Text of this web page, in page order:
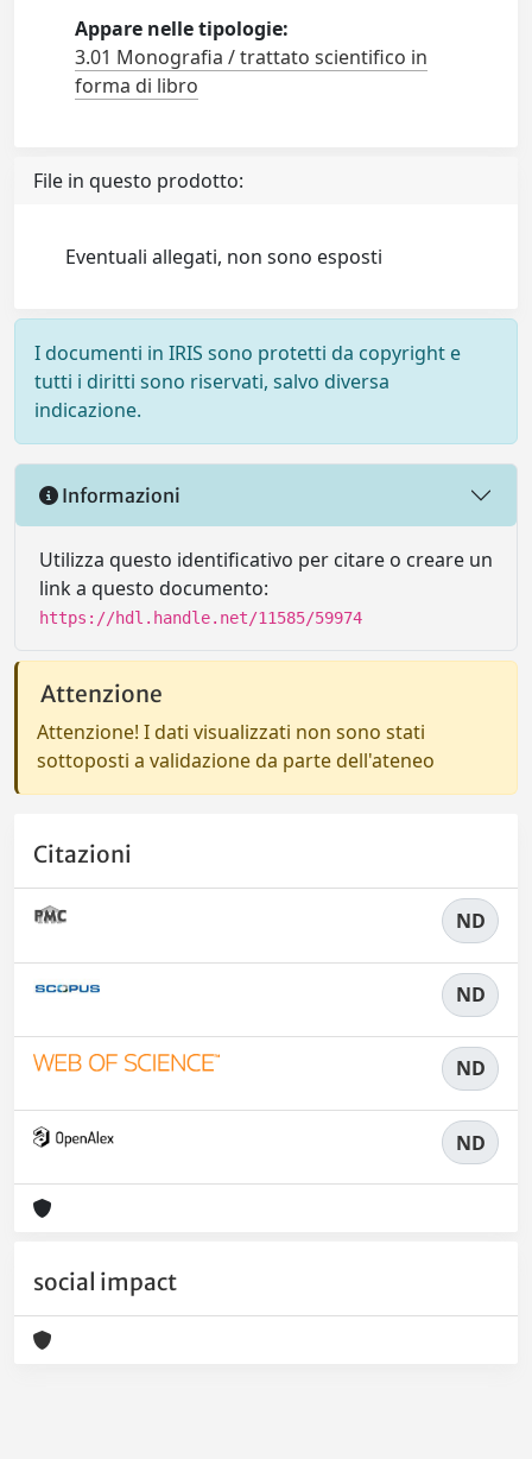
Appare nelle tipologie:
3.01 Monografia / trattato scientifico in
forma di libro
File in questo prodotto:
Eventuali allegati, non sono esposti
I documenti in IRIS sono protetti da copyright e
tutti i diritti sono riservati, salvo diversa
indicazione.
Informazioni
Utilizza questo identificativo per citare o creare un
link a questo documento:
https://hdl.handle.net/11585/59974
Attenzione
Attenzione! I dati visualizzati non sono stati
sottoposti a validazione da parte dell'ateneo
Citazioni
ND
ND
ND
ND
social impact